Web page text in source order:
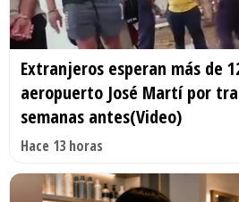
Extranjeros esperan más de
aeropuerto José Martí por
semanas antes(Video)
Hace 13 horas